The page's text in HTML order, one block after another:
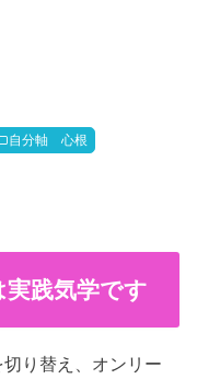
自分軸 心根
践気学です
り替え、オンリー